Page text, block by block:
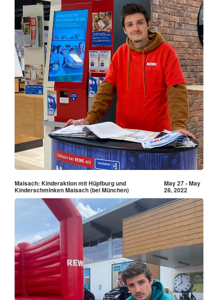
Maisach: Kinderaktion mit Hüpfburg und
Kinderschminken Maisach (bei München)
May 27 - May
28, 2022